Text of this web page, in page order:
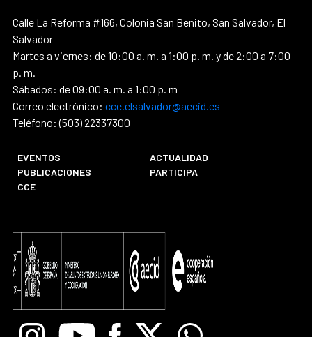
Calle La Reforma #166, Colonia San Benito, San Salvador, El
Salvador
Martes a viernes: de 10:00 a. m. a 1:00 p. m. y de 2:00 a 7:00
p. m.
Sábados: de 09:00 a. m. a 1:00 p. m
Correo electrónico: cce.elsalvador@aecid.es
Teléfono: (503) 22337300
EVENTOS
ACTUALIDAD
PUBLICACIONES
PARTICIPA
CCE
InstagramYoutube Facebook
X Whatsapp